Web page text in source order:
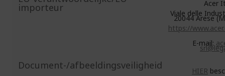
importeur
Acer
Viale delle
20044 Arese
https://
E-mail:
Document-/afbeeldingsveiligheid HIER